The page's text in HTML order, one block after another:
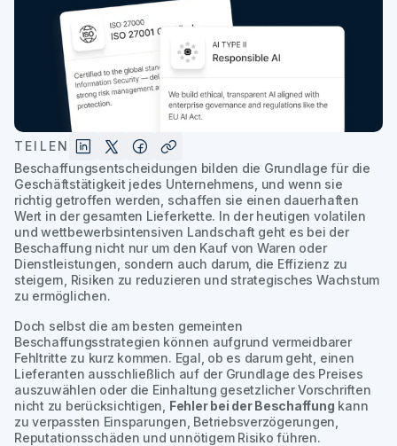
TEILEN
Beschaffungsentscheidungen bilden die Grundlage für die
Geschäftstätigkeit jedes Unternehmens, und wenn sie
richtig getroffen werden, schaffen sie einen dauerhaften
Wert in der gesamten Lieferkette. In der heutigen volatilen
und wettbewerbsintensiven Landschaft geht es bei der
Beschaffung nicht nur um den Kauf von Waren oder
Dienstleistungen, sondern auch darum, die Effizienz zu
steigern, Risiken zu reduzieren und strategisches Wachstum
zu ermöglichen.
Doch selbst die am besten gemeinten
Beschaffungsstrategien können aufgrund vermeidbarer
Fehltritte zu kurz kommen. Egal, ob es darum geht, einen
Lieferanten ausschließlich auf der Grundlage des Preises
auszuwählen oder die Einhaltung gesetzlicher Vorschriften
nicht zu berücksichtigen, Fehler bei der Beschaffung kann
zu verpassten Einsparungen, Betriebsverzögerungen,
Reputationsschäden und unnötigem Risiko führen.